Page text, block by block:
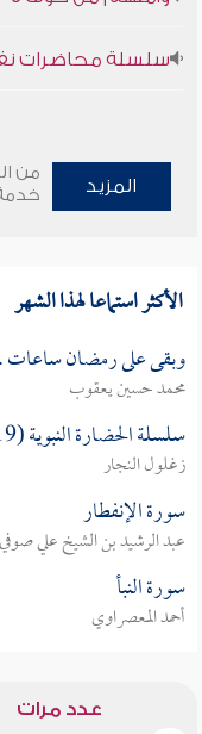
سلسلة محاضرات
المزيد
من
خدمة
الأكثر استماعا لهذا الشهر
وبقى على رمضان ساعات
محمد حسين يعقوب
سلسلة الحضارة النبوية (19) - الخَلقُ من الرزق
زغلول النجار
سورة الإنفطار
عبد الرشيد بن الشيخ علي صوفي
سورة النبأ
أحمد المعصراوي
عدد مرات